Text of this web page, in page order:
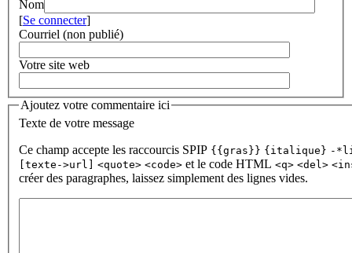
Nom
[Se connecter]
Courriel (non publié)
Votre site web
Ajoutez votre commentaire ici
Texte de votre message
Ce champ accepte les raccourcis SPIP {{gras}} {italique} -
[texte->url]
<quote> <code> et le code HTML <q> <del>
créer des paragraphes, laissez simplement des lignes vides.